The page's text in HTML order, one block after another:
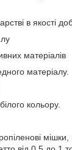
в якості
матеріалів
матеріалу.
кольору.
мішки,